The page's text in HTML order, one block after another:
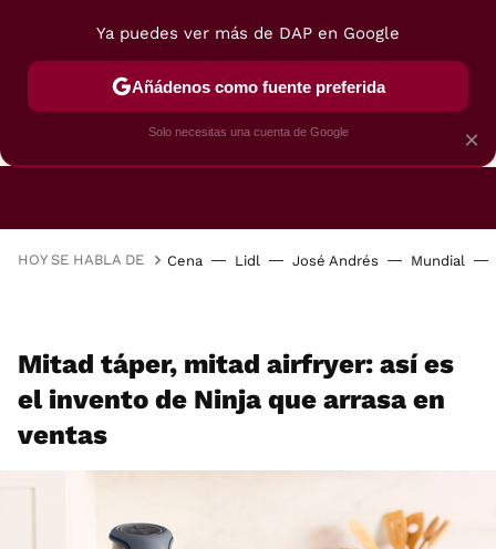
FREIDORAS DE AIRE GUÍAS DE
HOY SE HABLA DE Cena Lidl José Andrés Mundial
Mitad táper, mitad airfryer: así es
el invento de Ninja que arrasa en
ventas
×
Ya puedes ver más de DAP en Google
Añádenos como fuente preferida
Solo necesitas una cuenta de Google